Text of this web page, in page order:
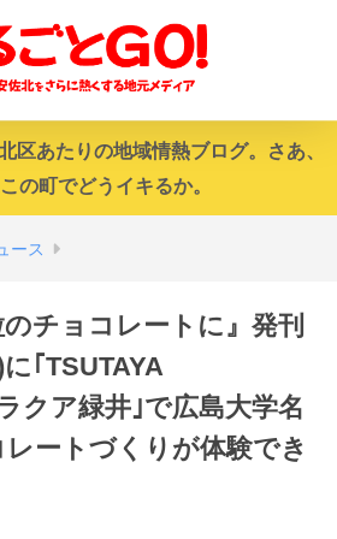
区あたりの地域情熱ブログ。さあ、
の町でどうイキるか。
ース
のチョコレートに』発刊
｢TSUTAYA
クア緑井｣で広島大学名
ートづくりが体験でき